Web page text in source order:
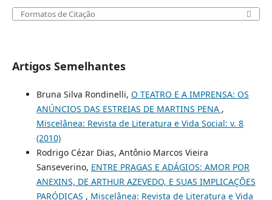
Formatos de Citação
Artigos Semelhantes
Bruna Silva Rondinelli, O TEATRO E A IMPRENSA: OS
ANÚNCIOS DAS ESTREIAS DE MARTINS PENA ,
Miscelânea: Revista de Literatura e Vida Social: v. 8
(2010)
Rodrigo Cézar Dias, Antônio Marcos Vieira
Sanseverino, ENTRE PRAGAS E ADÁGIOS: AMOR POR
ANEXINS, DE ARTHUR AZEVEDO, E SUAS IMPLICAÇÕES
PARÓDICAS , Miscelânea: Revista de Literatura e Vida